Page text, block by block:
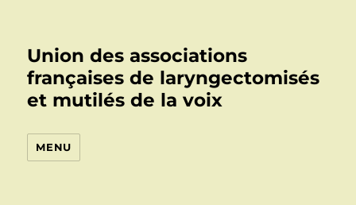
Union des associations
françaises de laryngectomisés
et mutilés de la voix
MENU